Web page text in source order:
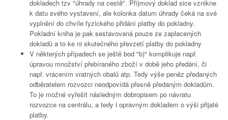
dokladech tzv "úhrady na cestě". Příjmový doklad sice vznikne
k datu svého vystavení, ale kolonka datum úhrady čeká na své
vyplnění do chvíle fyzického přidání platby do pokladny.
Pokladní kniha je pak sestavovaná pouze ze zaplacených
dokladů a to ke ni skutečného převzetí platby do pokladny
V některých případech se ještě bod "b)" komplikuje např.
úpravou množství přebíraného zboží v době jeho předání, či
např. vrácením vratných obalů atp. Tedy výše peněz předaných
odběratelem rozvozci neodpovídá přesně předaným dokladům.
To je možné vyřešit následným dobropisem po návratu
rozvozce na centrálu, a tedy i opravným dokladem o výši přijaté
platby.